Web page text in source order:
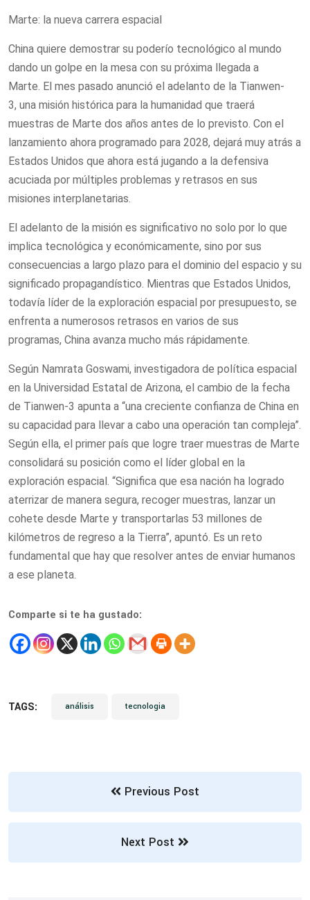
Marte: la nueva carrera espacial
China quiere demostrar su poderío tecnológico al mundo
dando un golpe en la mesa con su próxima llegada a
Marte. El mes pasado anunció el adelanto de la Tianwen-
3, una misión histórica para la humanidad que traerá
muestras de Marte dos años antes de lo previsto. Con el
lanzamiento ahora programado para 2028, dejará muy atrás a
Estados Unidos que ahora está jugando a la defensiva
acuciada por múltiples problemas y retrasos en sus
misiones interplanetarias.
El adelanto de la misión es significativo no solo por lo que
implica tecnológica y económicamente, sino por sus
consecuencias a largo plazo para el dominio del espacio y su
significado propagandístico. Mientras que Estados Unidos,
todavía líder de la exploración espacial por presupuesto, se
enfrenta a numerosos retrasos en varios de sus
programas, China avanza mucho más rápidamente.
Según Namrata Goswami, investigadora de política espacial
en la Universidad Estatal de Arizona, el cambio de la fecha
de Tianwen-3 apunta a “una creciente confianza de China en
su capacidad para llevar a cabo una operación tan compleja”.
Según ella, el primer país que logre traer muestras de Marte
consolidará su posición como el líder global en la
exploración espacial. “Significa que esa nación ha logrado
aterrizar de manera segura, recoger muestras, lanzar un
cohete desde Marte y transportarlas 53 millones de
kilómetros de regreso a la Tierra”, apuntó. Es un reto
fundamental que hay que resolver antes de enviar humanos
a ese planeta.
Comparte si te ha gustado:
TAGS: análisis tecnologia
Previous Post
Next Post